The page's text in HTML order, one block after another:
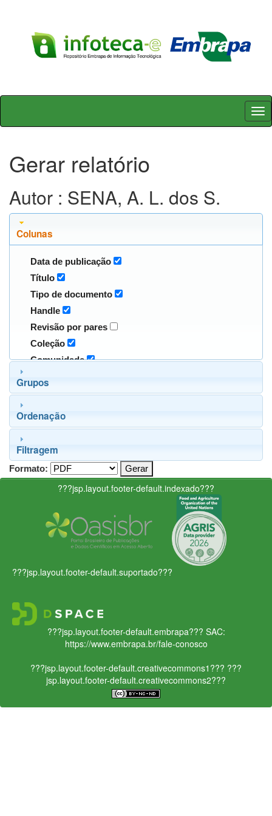
Skip
Gerar relatório
Autor : SENA, A. L. dos S.
Colunas
Data de publicação
Título
Tipo de documento
Handle
Revisão por pares
Coleção
Comunidade
Grupos
Ordenação
Filtragem
Formato:
???jsp.layout.footer-default.indexado???
???jsp.layout.footer-default.suportado???
???jsp.layout.footer-default.embrapa??? SAC:
https://www.embrapa.br/fale-conosco
???jsp.layout.footer-default.creativecommons1??? ???
jsp.layout.footer-default.creativecommons2???